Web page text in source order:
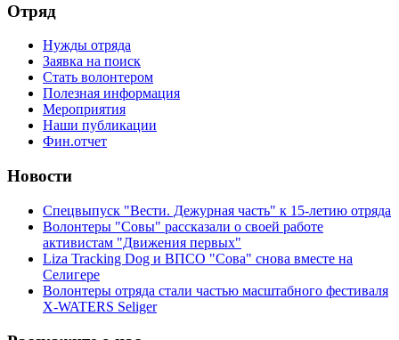
Отряд
Нужды отряда
Заявка на поиск
Стать волонтером
Полезная информация
Мероприятия
Наши публикации
Фин.отчет
Новости
Спецвыпуск "Вести. Дежурная часть" к 15-летию отряда
Волонтеры "Совы" рассказали о своей работе
активистам "Движения первых"
Liza Tracking Dog и ВПСО "Сова" снова вместе на
Селигере
Волонтеры отряда стали частью масштабного фестиваля
X-WATERS Seliger